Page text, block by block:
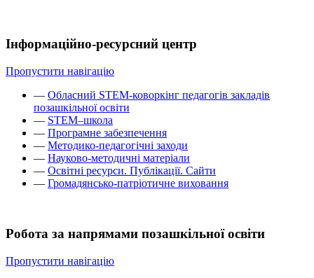
Інформаційно-ресурсний центр
Пропустити навігацію
— Обласний STEM-коворкінг педагогів закладів
позашкільної освіти
— STEM–школа
— Програмне забезпечення
— Методико-педагогічні заходи
— Науково-методичні матеріали
— Освітні ресурси. Публікації. Сайти
— Громадянсько-патріотичне виховання
Робота за напрямами позашкільної освіти
Пропустити навігацію